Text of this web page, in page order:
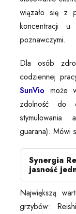
wiązało się z
koncentracji u
poznawczymi.
Dla osób
codziennej
SunVio może
zdolność do
guarana). Mówi
Synergia
jasność
Największą
grzybów: